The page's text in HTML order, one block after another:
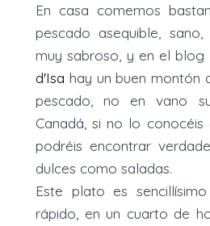
En casa comemos
pescado asequible,
muy sabroso, y en el blog
d'Isa hay un buen montón
pescado, no en vano
Canadá, si no lo conocéis
podréis encontrar
dulces como saladas.
Este plato es
rápido, en un cuarto de